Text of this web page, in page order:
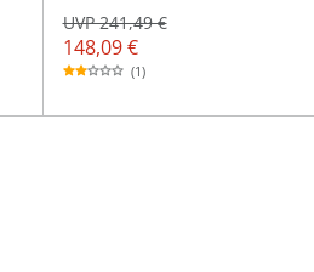
148,09 €
UVP 241,49 €
(1)